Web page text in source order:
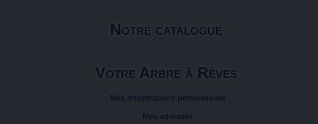
Notre catalogue
Votre Arbre à Rêves
Mes informations personnelles
Mes adresses